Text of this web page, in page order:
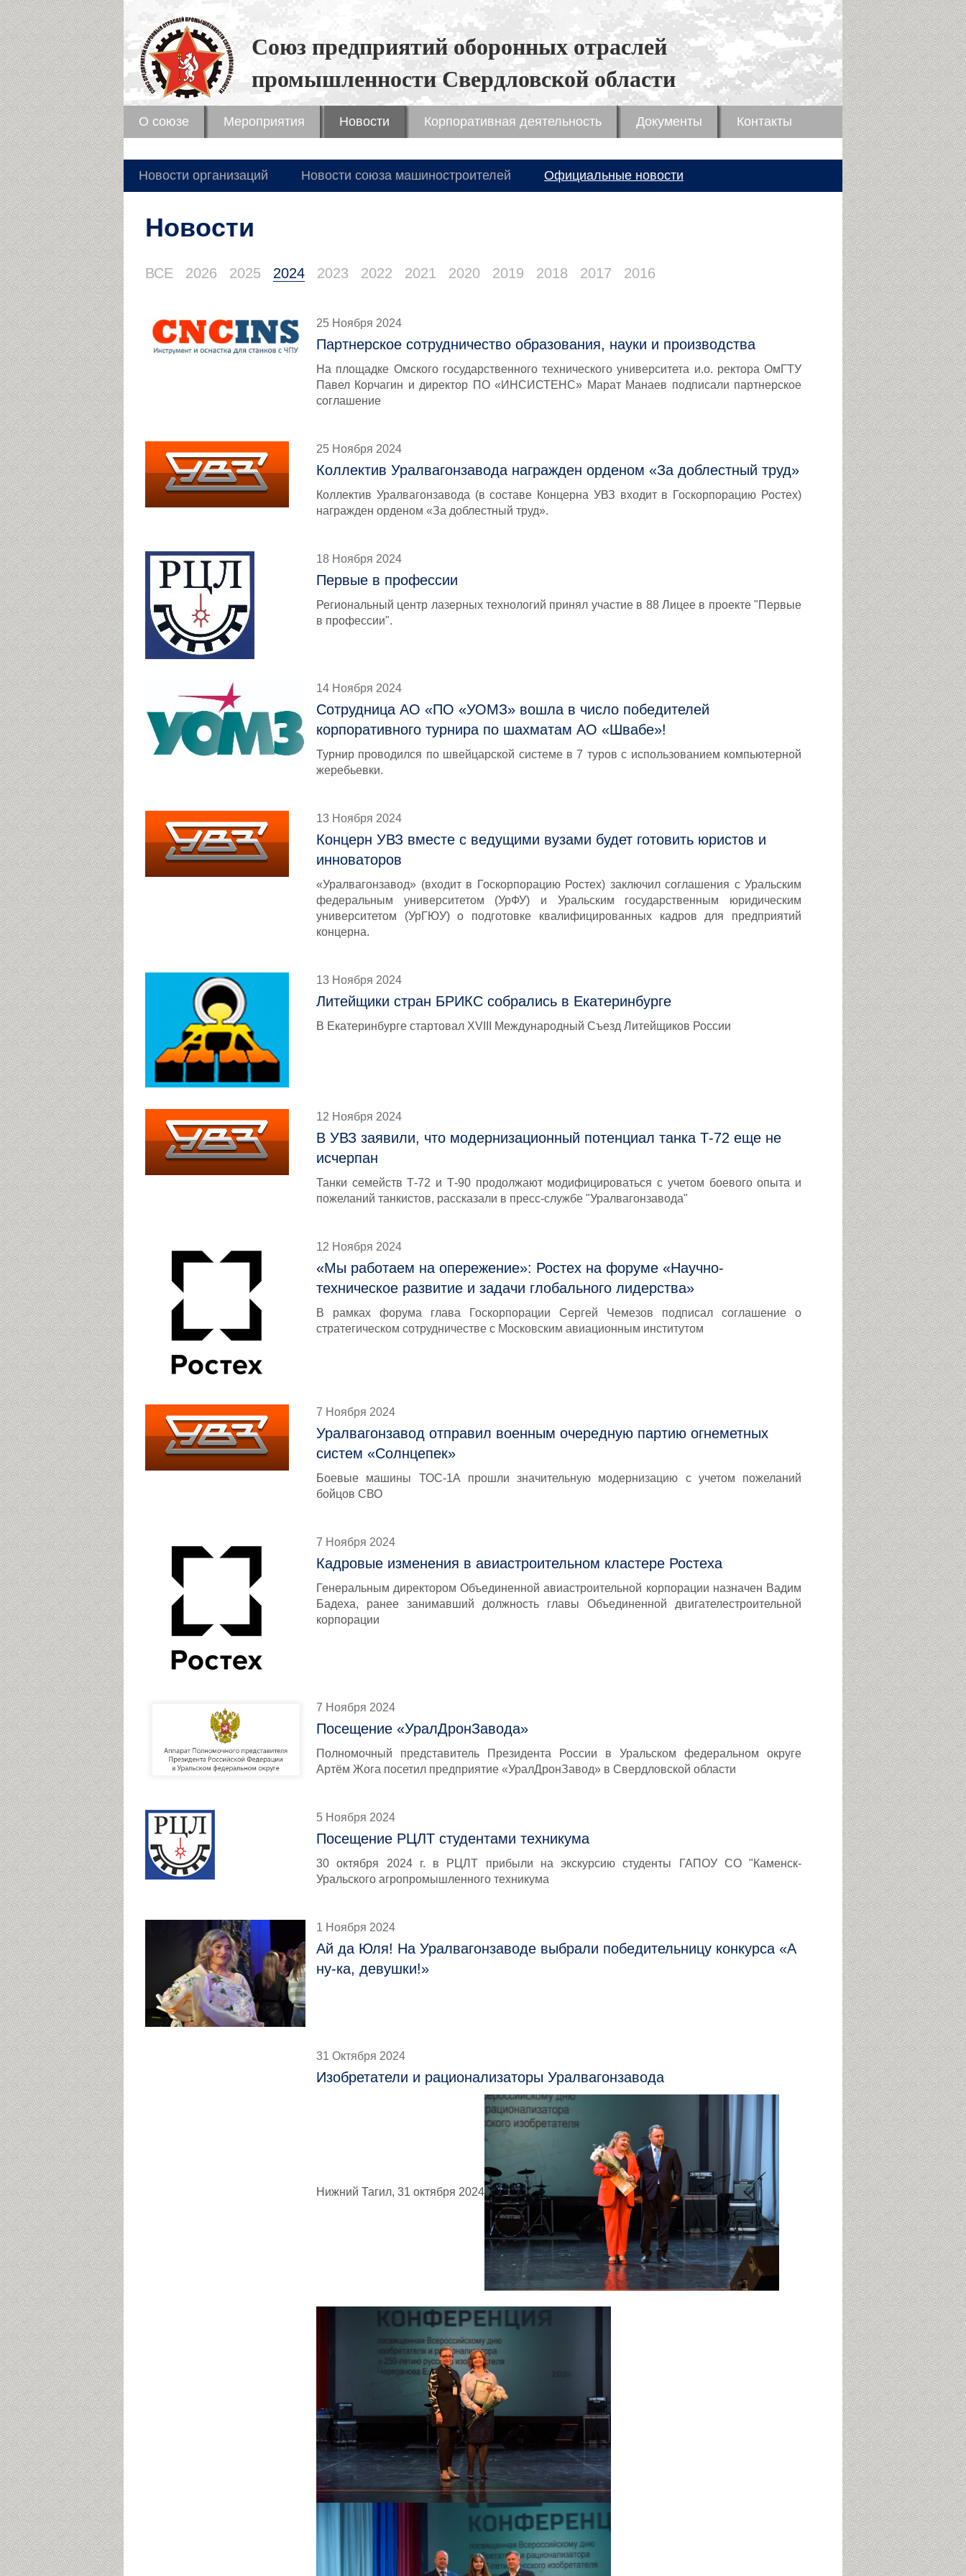
Союз предприятий оборонных отраслей
промышленности Свердловской области
О союзе Мероприятия Новости Корпоративная деятельность Документы Контакты
Новости организаций Новости союза машиностроителей Официальные новости
Новости
ВСЕ 2026 2025 2024 2023 2022 2021 2020 2019 2018 2017 2016
25 Ноября 2024
Партнерское сотрудничество образования, науки и производства
На площадке Омского государственного технического университета и.о. ректора ОмГТУ
Павел Корчагин и директор ПО «ИНСИСТЕНС» Марат Манаев подписали партнерское
соглашение
25 Ноября 2024
Коллектив Уралвагонзавода награжден орденом «За доблестный труд»
Коллектив Уралвагонзавода (в составе Концерна УВЗ входит в Госкорпорацию Ростех)
награжден орденом «За доблестный труд».
18 Ноября 2024
Первые в профессии
Региональный центр лазерных технологий принял участие в 88 Лицее в проекте "Первые
в профессии".
14 Ноября 2024
Сотрудница АО «ПО «УОМЗ» вошла в число победителей
корпоративного турнира по шахматам АО «Швабе»!
Турнир проводился по швейцарской системе в 7 туров с использованием компьютерной
жеребьевки.
13 Ноября 2024
Концерн УВЗ вместе с ведущими вузами будет готовить юристов и
инноваторов
«Уралвагонзавод» (входит в Госкорпорацию Ростех) заключил соглашения с Уральским
федеральным университетом (УрФУ) и Уральским государственным юридическим
университетом (УрГЮУ) о подготовке квалифицированных кадров для предприятий
концерна.
13 Ноября 2024
Литейщики стран БРИКС собрались в Екатеринбурге
В Екатеринбурге стартовал XVIII Международный Съезд Литейщиков России
12 Ноября 2024
В УВЗ заявили, что модернизационный потенциал танка Т-72 еще не
исчерпан
Танки семейств Т-72 и Т-90 продолжают модифицироваться с учетом боевого опыта и
пожеланий танкистов, рассказали в пресс-службе "Уралвагонзавода"
12 Ноября 2024
«Мы работаем на опережение»: Ростех на форуме «Научно-
техническое развитие и задачи глобального лидерства»
В рамках форума глава Госкорпорации Сергей Чемезов подписал соглашение о
стратегическом сотрудничестве с Московским авиационным институтом
7 Ноября 2024
Уралвагонзавод отправил военным очередную партию огнеметных
систем «Солнцепек»
Боевые машины ТОС-1А прошли значительную модернизацию с учетом пожеланий
бойцов СВО
7 Ноября 2024
Кадровые изменения в авиастроительном кластере Ростеха
Генеральным директором Объединенной авиастроительной корпорации назначен Вадим
Бадеха, ранее занимавший должность главы Объединенной двигателестроительной
корпорации
7 Ноября 2024
Посещение «УралДронЗавода»
Полномочный представитель Президента России в Уральском федеральном округе
Артём Жога посетил предприятие «УралДронЗавод» в Свердловской области
5 Ноября 2024
Посещение РЦЛТ студентами техникума
30 октября 2024 г. в РЦЛТ прибыли на экскурсию студенты ГАПОУ СО "Каменск-
Уральского агропромышленного техникума
1 Ноября 2024
Ай да Юля! На Уралвагонзаводе выбрали победительницу конкурса «А
ну-ка, девушки!»
31 Октября 2024
Изобретатели и рационализаторы Уралвагонзавода
Нижний Тагил, 31 октября 2024